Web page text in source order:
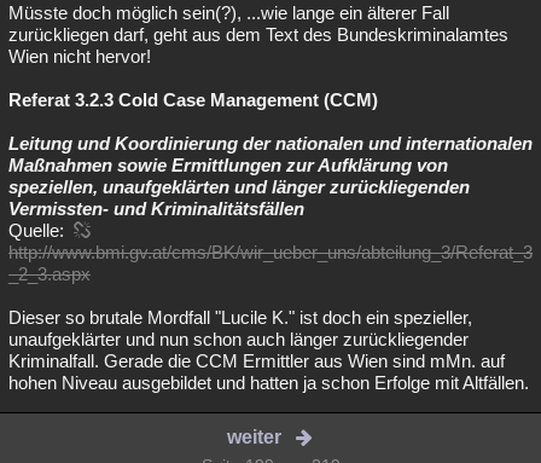
Müsste doch möglich sein(?), ...wie lange ein älterer Fall
zurückliegen darf, geht aus dem Text des Bundeskriminalamtes
Wien nicht hervor!
Referat 3.2.3 Cold Case Management (CCM)
Leitung und Koordinierung der nationalen und internationalen
Maßnahmen sowie Ermittlungen zur Aufklärung von
speziellen, unaufgeklärten und länger zurückliegenden
Vermissten- und Kriminalitätsfällen
Quelle:
http://www.bmi.gv.at/cms/BK/wir_ueber_uns/abteilung_3/Referat_3
_2_3.aspx
Dieser so brutale Mordfall "Lucile K." ist doch ein spezieller,
unaufgeklärter und nun schon auch länger zurückliegender
Kriminalfall. Gerade die CCM Ermittler aus Wien sind mMn. auf
hohen Niveau ausgebildet und hatten ja schon Erfolge mit Altfällen.
weiter